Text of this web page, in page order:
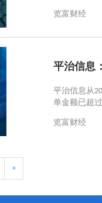
览富财经
平治信息
平治信息从
单金额已超
览富财经
»